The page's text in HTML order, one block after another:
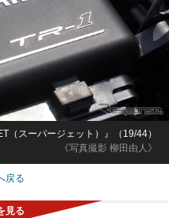
《写真撮影 柳田由人》
（スーパージェット）』（19/44）
戻る